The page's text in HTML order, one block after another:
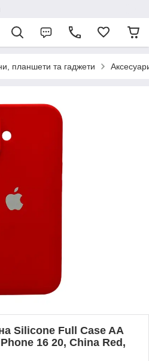
планшети та гаджети
Silicone Full Case AA
16 20, China Red,